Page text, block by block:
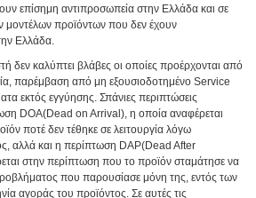
επίσημη αντιπροσωπεία στην Ελλάδα και σε
μοντέλων προϊόντων που δεν έχουν
Ελλάδα.
δεν καλύπτει βλάβες οι οποίες προέρχονται από
παρέμβαση από μη εξουσιοδοτημένο Service
εκτός εγγύησης. Σπάνιες περιπτώσεις
DOA(Dead on Arrival), η οποία αναφέρεται
ποτέ δεν τέθηκε σε λειτουργία λόγω
αλλά και η περίπτωση DAP(Dead After
στην περίπτωση που το προϊόν σταμάτησε να
που παρουσίασε μόνη της, εντός των
αγοράς του προϊόντος. Σε αυτές τις